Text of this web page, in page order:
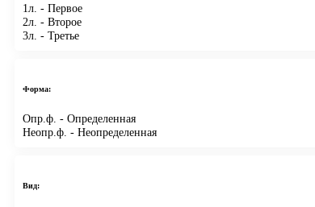
1л. - Первое
2л. - Второе
3л. - Третье
Форма:
Опр.ф. - Определенная
Неопр.ф. - Неопределенная
Вид: